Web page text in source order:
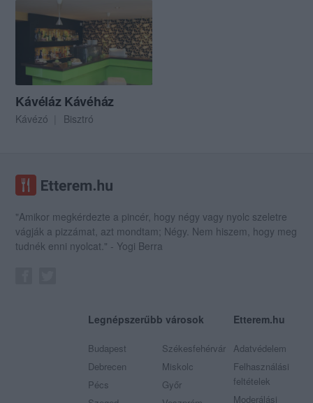
Kávéláz Kávéház
Kávézó Bisztró
"Amikor megkérdezte a pincér, hogy négy vagy nyolc szeletre
vágják a pizzámat, azt mondtam; Négy. Nem hiszem, hogy meg
tudnék enni nyolcat." - Yogi Berra
Legnépszerűbb városok
Budapest
Debrecen
Pécs
Székesfehérvár
Miskolc
Győr
Etterem.hu
Adatvédelem
Felhasználási
feltételek
Moderálási